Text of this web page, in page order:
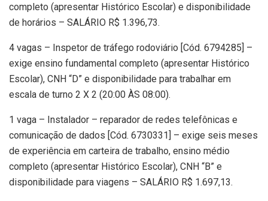
completo (apresentar Histórico Escolar) e disponibilidade
de horários – SALÁRIO R$ 1.396,73.
4 vagas – Inspetor de tráfego rodoviário [Cód. 6794285] –
exige ensino fundamental completo (apresentar Histórico
Escolar), CNH “D” e disponibilidade para trabalhar em
escala de turno 2 X 2 (20:00 ÀS 08:00).
1 vaga – Instalador – reparador de redes telefônicas e
comunicação de dados [Cód. 6730331] – exige seis meses
de experiência em carteira de trabalho, ensino médio
completo (apresentar Histórico Escolar), CNH “B” e
disponibilidade para viagens – SALÁRIO R$ 1.697,13.